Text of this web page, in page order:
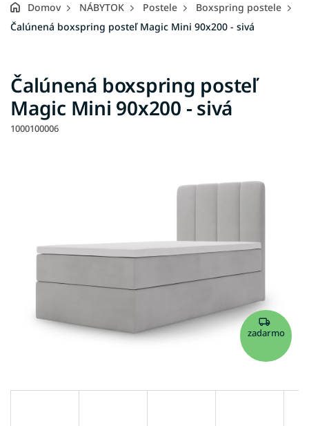
Domov NÁBYTOK Postele
Boxspring postele
Čalúnená boxspring posteľ Magic Mini 90x200 - sivá
Čalúnená boxspring posteľ
Magic Mini 90x200 - sivá
1000100006
zadarmo